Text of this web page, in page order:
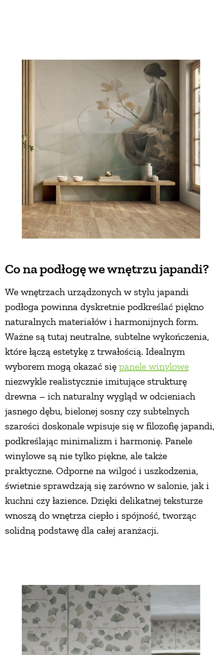
Co na podłogę we wnętrzu japandi?
We wnętrzach urządzonych w stylu japandi
podłoga powinna dyskretnie podkreślać piękno
naturalnych materiałów i harmonijnych form.
Ważne są tutaj neutralne, subtelne wykończenia,
które łączą estetykę z trwałością. Idealnym
wyborem mogą okazać się panele winylowe
niezwykle realistycznie imitujące strukturę
drewna – ich naturalny wygląd w odcieniach
jasnego dębu, bielonej sosny czy subtelnych
szarości doskonale wpisuje się w filozofię japandi,
podkreślając minimalizm i harmonię. Panele
winylowe są nie tylko piękne, ale także
praktyczne. Odporne na wilgoć i uszkodzenia,
świetnie sprawdzają się zarówno w salonie, jak i
kuchni czy łazience. Dzięki delikatnej teksturze
wnoszą do wnętrza ciepło i spójność, tworząc
solidną podstawę dla całej aranżacji.